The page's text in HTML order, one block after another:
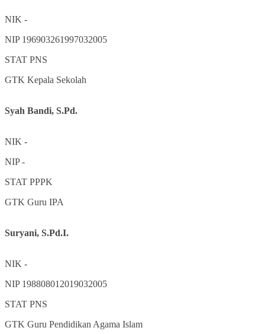
NIK -
NIP 196903261997032005
STAT PNS
GTK Kepala Sekolah
Syah Bandi, S.Pd.
NIK -
NIP-
STAT PPPK
GTK Guru IPA
Suryani, S.Pd.I.
NIK -
NIP 198808012019032005
STAT PNS
GTK Guru Pendidikan Agama Islam